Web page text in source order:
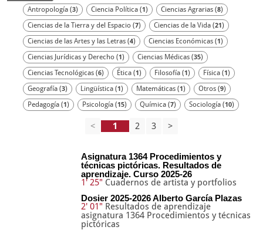
Antropología (3) Ciencia Política (1) Ciencias Agrarias (8)
Ciencias de la Tierra y del Espacio (7) Ciencias de la Vida (21)
Ciencias de las Artes y las Letras (4) Ciencias Económicas (1)
Ciencias Jurídicas y Derecho (1) Ciencias Médicas (35)
Ciencias Tecnológicas (6) Ética (1) Filosofía (1) Física (1)
Geografía (3) Lingüística (1) Matemáticas (1) Otros (9)
Pedagogía (1) Psicología (15) Química (7) Sociología (10)
< 2 3 >
Asignatura 1364 Procedimientos y
técnicas pictóricas. Resultados de
aprendizaje. Curso 2025-26
1' 25" Cuadernos de artista y portfolios
Dosier 2025-2026 Alberto García Plazas
2' 01" Resultados de aprendizaje
asignatura 1364 Procedimientos y técnicas
pictóricas